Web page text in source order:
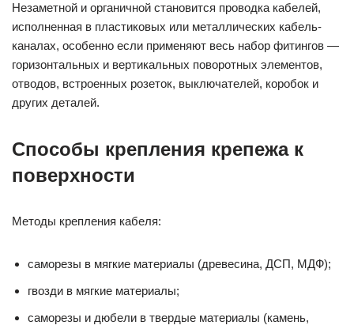
Незаметной и органичной становится проводка кабелей,
исполненная в пластиковых или металлических кабель-
каналах, особенно если применяют весь набор фитингов —
горизонтальных и вертикальных поворотных элементов,
отводов, встроенных розеток, выключателей, коробок и
других деталей.
Способы крепления крепежа к
поверхности
Методы крепления кабеля:
саморезы в мягкие материалы (древесина, ДСП, МДФ);
гвозди в мягкие материалы;
саморезы и дюбели в твердые материалы (камень,